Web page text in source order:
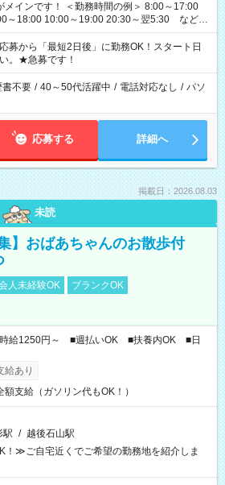
務時間の例＞ 8:00～17:00
～18:00 10:00～19:00 20:30～翌5:30 など ★
間多数！ 日勤のみ、残業なし、交替制など
ださい！
から「最短2日後」に勤務OK！スタート日
。★急募です！
書不要 / 40～50代活躍中 / 電話対応なし / パソ
応募する 詳細へ
掲載日：2026.08.03
未読
】おばあちゃんのお散歩付
人未経験OK
ブランクOK
時給1250円～ ■週払いOK ■扶養内OK ■日
給あり
額支給（ガソリン代もOK！）
駅 / 越後石山駅
！≫ご自宅近くでご希望の勤務地を紹介しま